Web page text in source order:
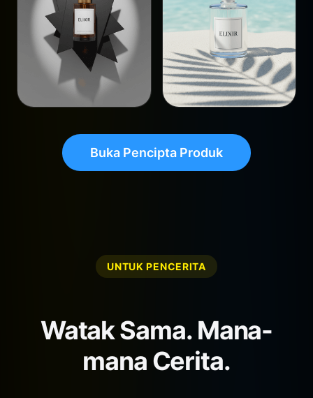
Buka Pencipta Produk
UNTUK PENCERITA
Watak Sama. Mana-
mana Cerita.